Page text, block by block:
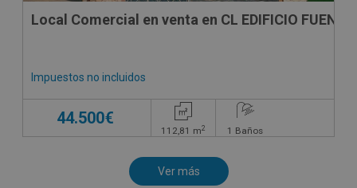
Local Comercial en venta en CL EDIFICIO
Impuestos no incluidos
44.500€
112,81 m2 1 Baños